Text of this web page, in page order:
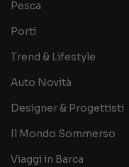
Pesca
Porti
Trend & Lifestyle
Auto Novità
Designer & Progettisti
Il Mondo Sommerso
Viaggi in Barca